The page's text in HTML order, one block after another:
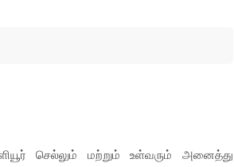
செல்லும் மற்றும் உள்வரும் அனைத்து